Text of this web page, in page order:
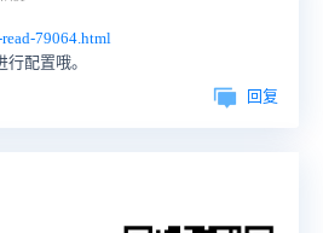
79064.html
配置哦。
回复